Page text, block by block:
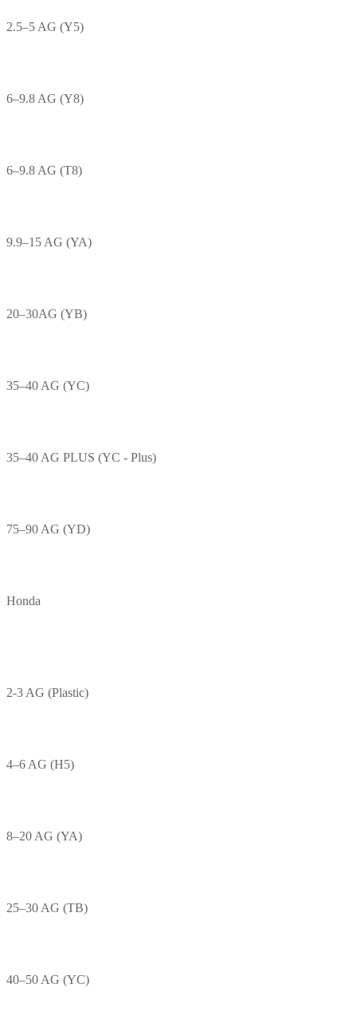
2.5–5 AG (Y5)
6–9.8 AG (Y8)
6–9.8 AG (T8)
9.9–15 AG (YA)
20–30AG (YB)
35–40 AG (YC)
35–40 AG PLUS (YC - Plus)
75–90 AG (YD)
Honda
2-3 AG (Plastic)
4–6 AG (H5)
8–20 AG (YA)
25–30 AG (TB)
40–50 AG (YC)